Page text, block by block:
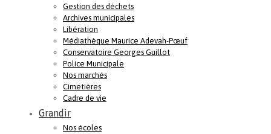
Gestion des déchets
Archives municipales
Libération
Médiathèque Maurice Adevah-Pœuf
Conservatoire Georges Guillot
Police Municipale
Nos marchés
Cimetières
Cadre de vie
Grandir
Nos écoles